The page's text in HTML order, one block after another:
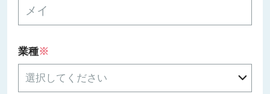
業種※